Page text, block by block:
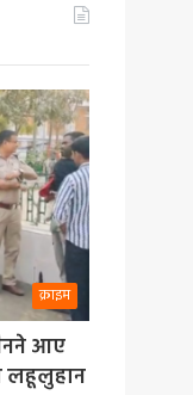
क्राइम
आए
लहूलुहान